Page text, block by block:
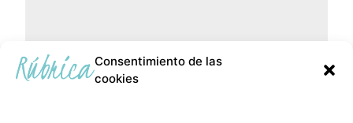
Consentimiento de las
cookies